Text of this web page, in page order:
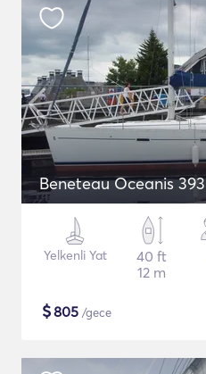
Beneteau Oceanis 393
Yelkenli Yat
40 ft
12 m
$805 /gece